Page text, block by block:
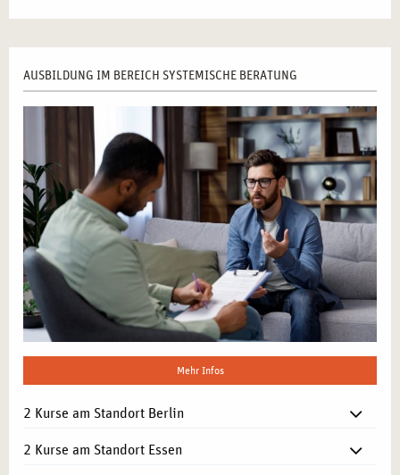
AUSBILDUNG IM BEREICH SYSTEMISCHE BERATUNG
Mehr Infos
2 Kurse am Standort Berlin
2 Kurse am Standort Essen